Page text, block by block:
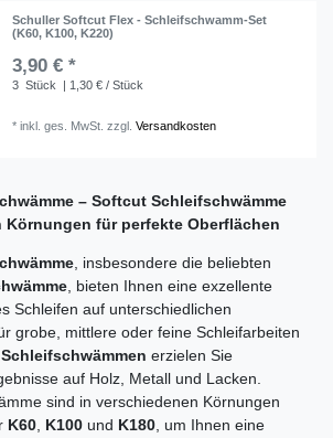
Schuller Softcut Flex - Schleifschwamm-Set
(K60, K100, K220)
3,90 € *
3 Stück | 1,30 € / Stück
*inkl. ges. MwSt. zzgl.Versandkosten
– Softcut Schleifschwämme
Körnungen für perfekte Oberflächen
, insbesondere die beliebten
, bieten Ihnen eine exzellente
Schleifen auf unterschiedlichen
grobe, mittlere oder feine Schleifarbeiten
erzielen Sie
auf Holz, Metall und Lacken.
sind in verschiedenen Körnungen
K60, K100 und K180, um Ihnen eine